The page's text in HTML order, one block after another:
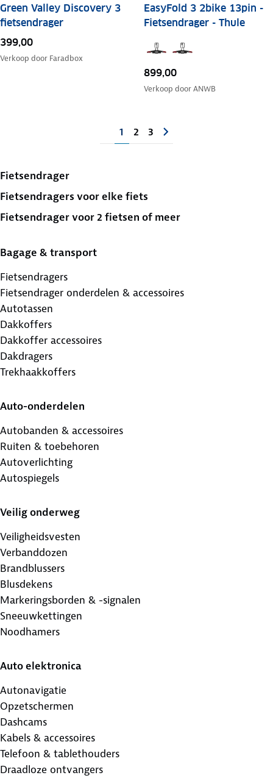
Green Valley Discovery 3
fietsendrager
399,00
Verkoop door Faradbox
EasyFold 3 2bike 13pin -
Fietsendrager - Thule
899,00
Verkoop doorANWB
1 2 3
Fietsendrager
Fietsendragers voor elke fiets
Fietsendrager voor 2 fietsen of meer
Bagage & transport
Fietsendragers
Fietsendrager onderdelen & accessoires
Autotassen
Dakkoffers
Dakkoffer accessoires
Dakdragers
Trekhaakkoffers
Auto-onderdelen
Autobanden & accessoires
Ruiten & toebehoren
Autoverlichting
Autospiegels
Veilig onderweg
Veiligheidsvesten
Verbanddozen
Brandblussers
Blusdekens
Markeringsborden & -signalen
Sneeuwkettingen
Noodhamers
Auto elektronica
Autonavigatie
Opzetschermen
Dashcams
Kabels & accessoires
Telefoon & tablethouders
Draadloze ontvangers